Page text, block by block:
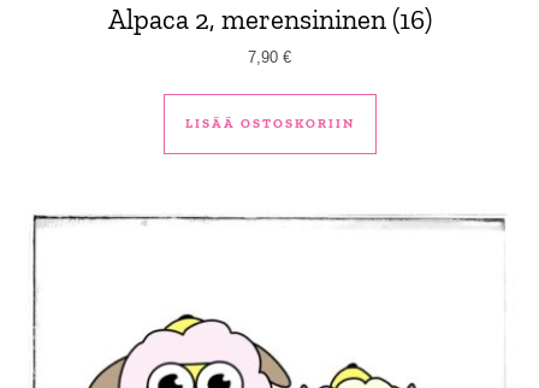
Alpaca 2, merensininen (16)
7,90 €
LISÄÄ OSTOSKORIIN